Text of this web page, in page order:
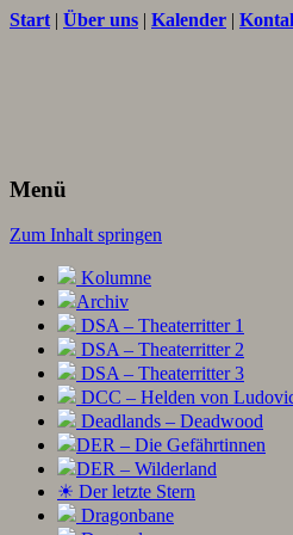
Start | Über uns | Kalender |
Menü
Zum Inhalt springen
Kolumne
Archiv
DSA – Theaterritter 1
DSA – Theaterritter 2
DSA – Theaterritter 3
DCC – Helden von
Deadlands – Deadwood
DER – Die Gefährtinnen
DER – Wilderland
☀ Der letzte Stern
Dragonbane